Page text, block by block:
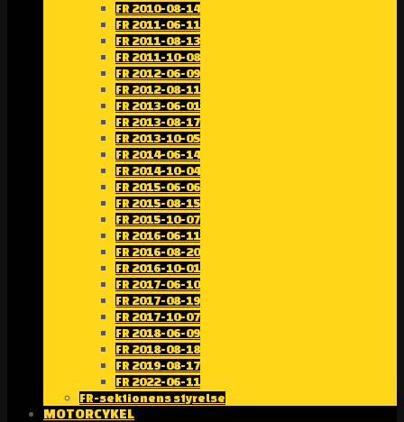
FR 2010-08-14
FR 2011-06-11
FR 2011-08-13
FR 2011-10-08
FR 2012-06-09
FR 2012-08-11
FR 2013-06-01
FR 2013-08-17
FR 2013-10-05
FR 2014-06-14
FR 2014-10-04
FR 2015-06-06
FR 2015-08-15
FR 2015-10-07
FR 2016-06-11
FR 2016-08-20
FR 2016-10-01
FR 2017-06-10
FR 2017-08-19
FR 2017-10-07
FR 2018-06-09
FR 2018-08-18
FR 2019-08-17
FR 2022-06-11
FR-sektionens styrelse
MOTORCYKEL